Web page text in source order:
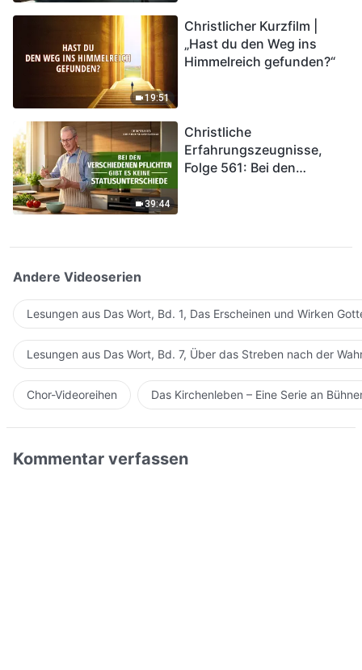
in das Königreich Gottes
eintreten?
19:51
Christlicher Kurzfilm |
„Hast du den Weg ins
Himmelreich gefunden?“
39:44
Christliche
Erfahrungszeugnisse,
Folge 561: Bei den
Andere Videoserien
Lesungen aus Das Wort, Bd. 1, Das Erscheinen und Wirken
Lesungen aus Das Wort, Bd. 7, Über das Streben nach der
Chor-Videoreihen Das Kirchenleben – Eine Serie an
Kommentar verfassen